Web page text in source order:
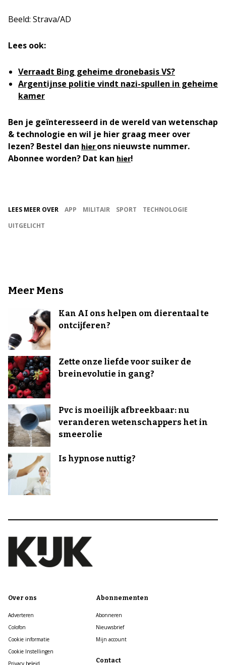
Beeld: Strava/AD
Lees ook:
Verraadt Bing geheime dronebasis VS?
Argentijnse politie vindt nazi-spullen in geheime
kamer
Ben je geïnteresseerd in de wereld van wetenschap
& technologie en wil je hier graag meer over
lezen? Bestel dan hierons nieuwste nummer.
Abonnee worden? Dat kan hier!
LEES MEER OVER APP MILITAIR SPORT
TECHNOLOGIE
UITGELICHT
Meer Mens
Kan AI ons helpen om dierentaal te
ontcijferen?
Zette onze liefde voor suiker de
breinevolutie in gang?
Pvc is moeilijk afbreekbaar: nu
veranderen wetenschappers het in
smeerolie
Is hypnose nuttig?
Over ons
Adverteren
Colofon
Cookie informatie
Cookie Instellingen
Privacy beleid
Abonnementen
Abonneren
Nieuwsbrief
Mijn account
Contact